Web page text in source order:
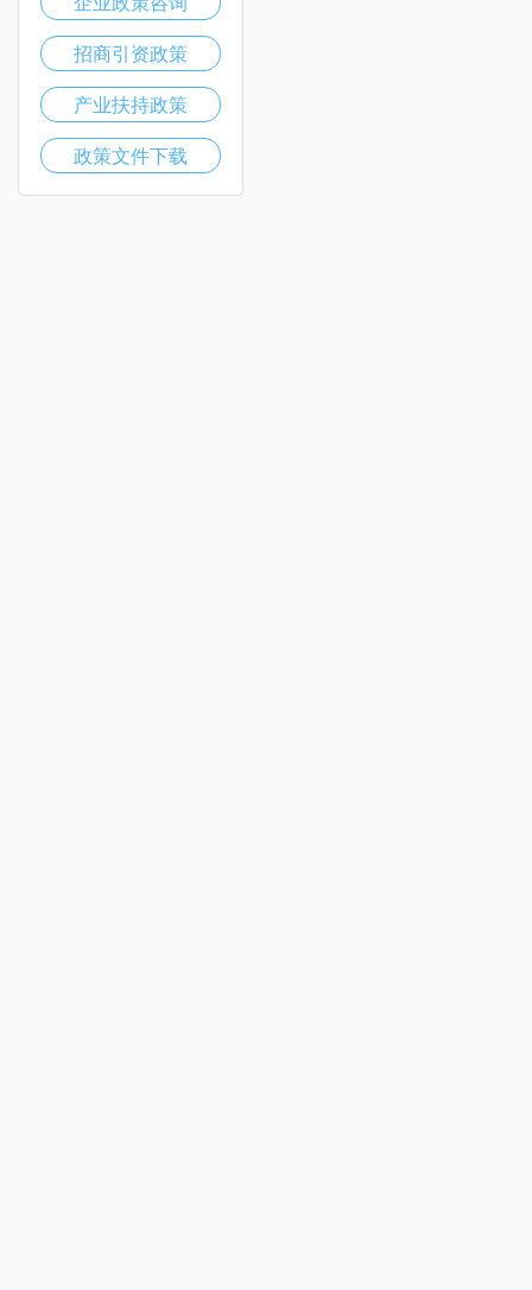
招商引资政策
产业扶持政策
政策文件下载